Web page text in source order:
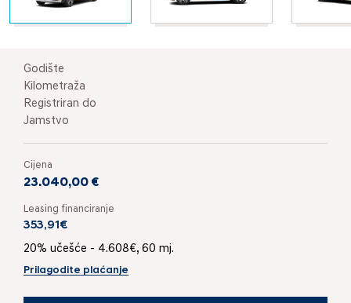
Godište
Kilometraža
Registriran do
Jamstvo
Cijena
23.040,00 €
Leasing financiranje
353,91€
20% učešće - 4.608€, 60 mj.
Prilagodite plaćanje